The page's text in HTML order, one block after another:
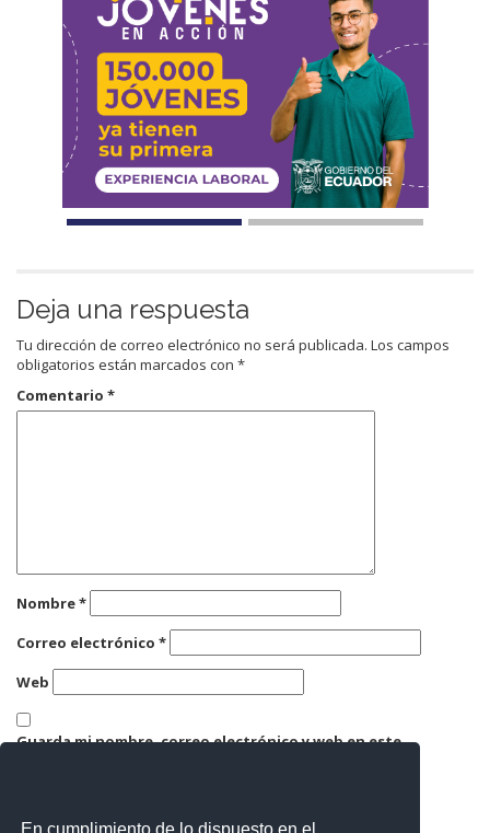
En cumplimiento de lo dispuesto en el
Deja una respuesta
Tu dirección de correo electrónico no será publicada. Los campos
obligatorios están marcados con *
Comentario *
Nombre*
Correo electrónico *
Web
Guarda mi nombre, correo electrónico y web en este